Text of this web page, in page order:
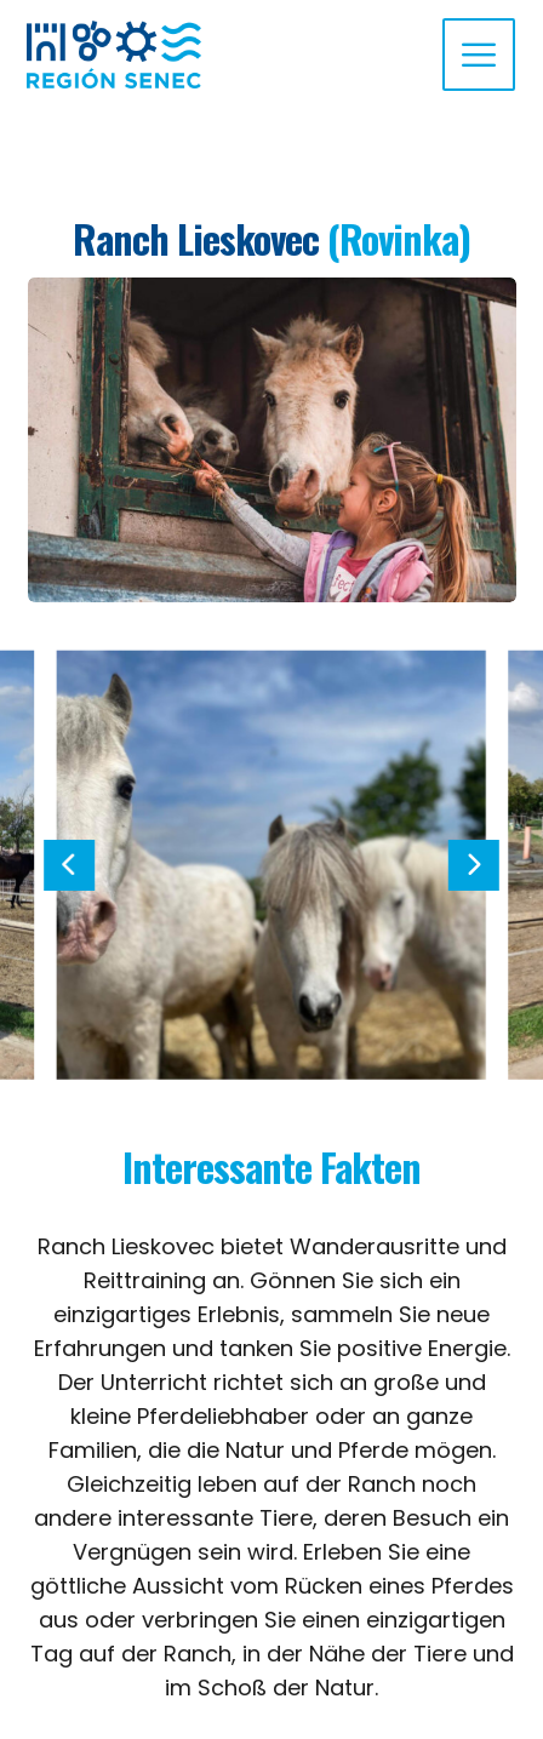
Ranch Lieskovec(Rovinka)
Interessante Fakten
Ranch Lieskovec bietet Wanderausritte und
Reittraining an. Gönnen Sie sich ein
einzigartiges Erlebnis, sammeln Sie neue
Erfahrungen und tanken Sie positive Energie.
Der Unterricht richtet sich an große und
kleine Pferdeliebhaber oder an ganze
Familien, die die Natur und Pferde mögen.
Gleichzeitig leben auf der Ranch noch
andere interessante Tiere, deren Besuch ein
Vergnügen sein wird. Erleben Sie eine
göttliche Aussicht vom Rücken eines Pferdes
aus oder verbringen Sie einen einzigartigen
Tag auf der Ranch, in der Nähe der Tiere und
im Schoß der Natur.